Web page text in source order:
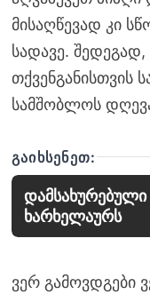
მისაღწევად კი
სადავე.
თქვენგანისთვის
სამშობლოს
ᲒᲐᲘᲮᲡᲔᲜᲔᲗ:
ხარხელაურს
ვერ გამოვდგები